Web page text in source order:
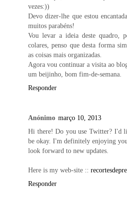
vezes:))
Devo dizer-lhe que estou
muitos parabéns!
Vou levar a ideia deste quadro,
colares, penso que desta forma
as coisas mais organizadas.
Agora vou continuar a visita ao
um beijinho, bom fim-de-semana.
Responder
Anónimo março 10, 2013
Hi there! Do you use Twitter? I'd
be okay. I'm definitely enjoying
look forward to new updates.
Here is my web-site ::
Responder